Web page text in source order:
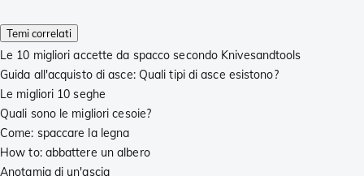
Temi correlati
Le 10 migliori accette da spacco secondo Knivesandtools
Guida all'acquisto di asce: Quali tipi di asce esistono?
Le migliori 10 seghe
Quali sono le migliori cesoie?
Come: spaccare la legna
How to: abbattere un albero
Anotamia di un'ascia